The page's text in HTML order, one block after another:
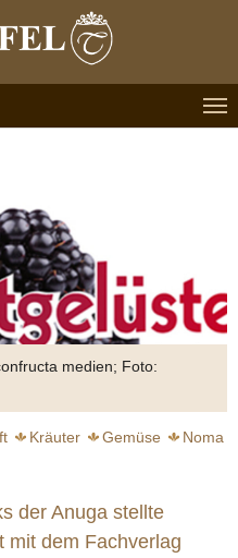
medien; Foto:
Kräuter Gemüse
Noma
der Anuga stellte
mit dem Fachverlag